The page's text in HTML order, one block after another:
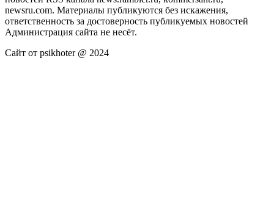
newsru.com. Материалы публикуются без искажения,
ответственность за достоверность публикуемых новостей
Администрация сайта не несёт.
Сайт от psikhoter @ 2024